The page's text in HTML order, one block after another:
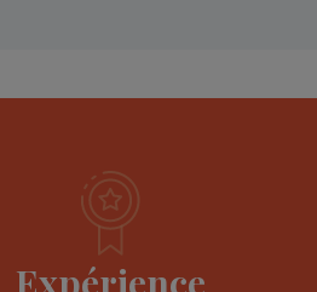
Expérience